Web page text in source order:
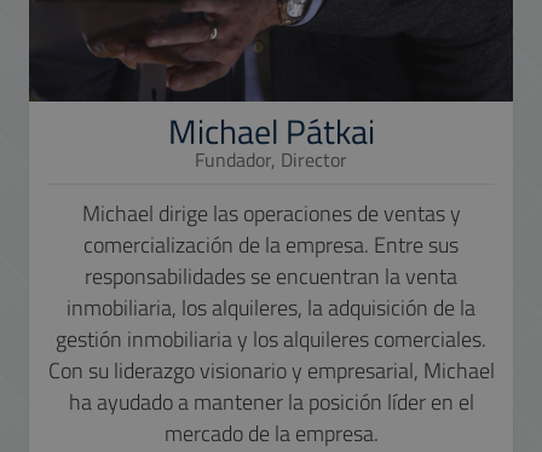
Michael Pátkai
Fundador, Director
Michael dirige las operaciones de ventas y
comercialización de la empresa. Entre sus
responsabilidades se encuentran la venta
inmobiliaria, los alquileres, la adquisición de la
gestión inmobiliaria y los alquileres comerciales.
Con su liderazgo visionario y empresarial, Michael
ha ayudado a mantener la posición líder en el
mercado de la empresa.